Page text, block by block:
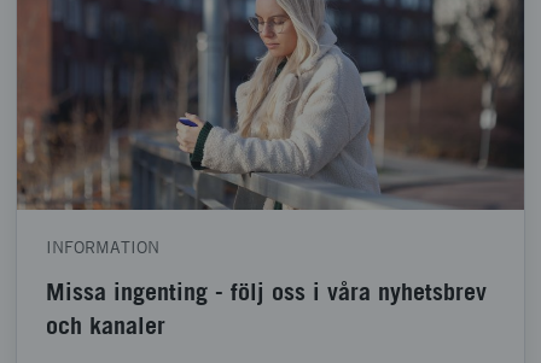
INFORMATION
Missa ingenting - följ oss i våra nyhetsbrev
och kanaler